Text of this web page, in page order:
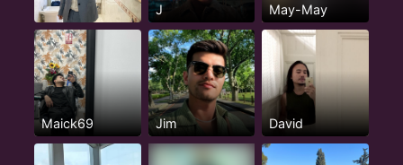
J May-May
Maick69 Jim David